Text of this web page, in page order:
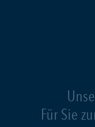
Für Sie